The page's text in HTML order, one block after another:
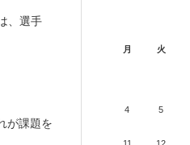
、選手
が課題を
月 火
4 5